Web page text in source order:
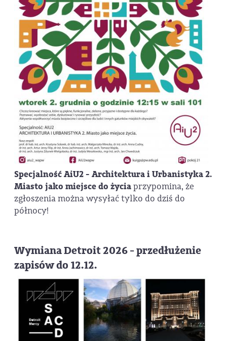
Specjalność AiU2 - Architektura i Urbanistyka 2.
Miasto jako miejsce do życiaprzypomina, że
zgłoszenia można wysyłać tylko do dziś do
północy!
Wymiana Detroit 2026 - przedłużenie
zapisów do 12.12.